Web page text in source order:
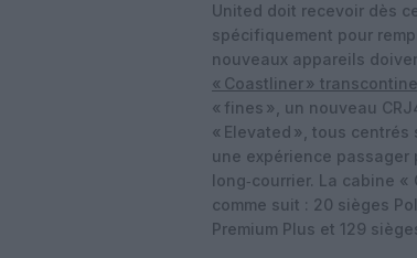
United doit recevoir dès
spécifiquement pour
nouveaux appareils
« Coastliner »
« fines », un nouveau
« Elevated », tous
une expérience
long‑courrier. La cabine
comme suit : 20 sièges
Premium Plus et 129